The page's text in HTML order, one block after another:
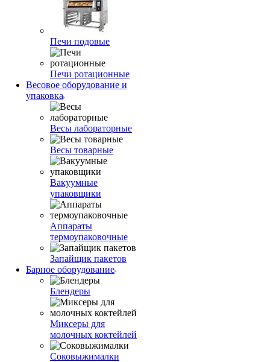
Печи подовые
Печи ротационные
Весовое оборудование и
упаковка
Весы лабораторные
Весы товарные
Вакуумные
упаковщики
Аппараты
термоупаковочные
Запайщик пакетов
Барное оборудование
Блендеры
Миксеры для
молочных коктейлей
Соковыжималки